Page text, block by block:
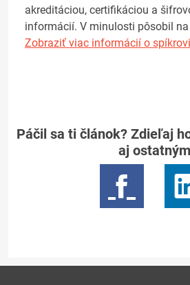
akreditáciou, certifikáciou a
informácií. V minulosti pôsobil
Zobraziť viac informácií o spíkrovi
Páčil sa ti článok? Zdieľaj
aj ostatným